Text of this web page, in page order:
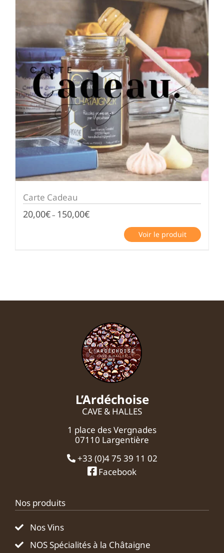
Carte Cadeau
20,00€– 150,00€
Voir le produit
L’Ardéchoise
CAVE & HALLES
1 place des Vergnades
07110 Largentière
+33 (0)4 75 39 11 02
Facebook
Nos produits
Nos Vins
NOS Spécialités à la Châtaigne